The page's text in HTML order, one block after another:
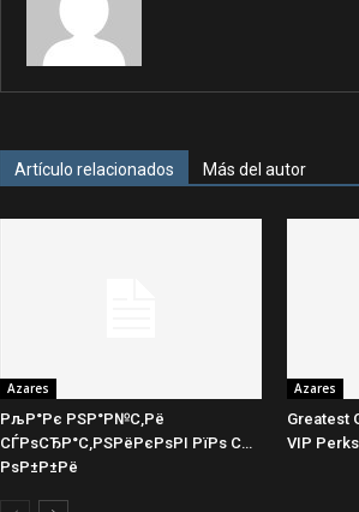
Artículo relacionados Más del autor
Azares
РљР°Рє РЅР°Р№С‚Рё
СЃРѕСЂР°С‚РЅРёРєРѕРІ РїРѕ С…
РѕР±Р±Рё
Azares
Greatest
VIP Perks